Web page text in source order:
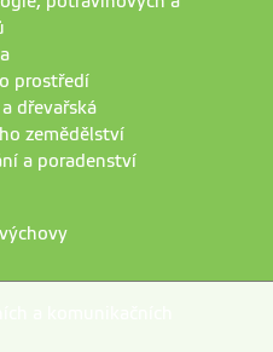
prostředí
dřevařská
zemědělství
a poradenství